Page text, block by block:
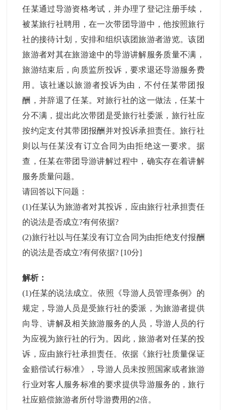
任某通过导游资格考试，并办理了登记注册手续，
被某旅行社聘用，在一次带团导游中，他按照旅行
社的接待计划，安排和组织该团旅游者游览。该团
旅游者对其在旅游途中的导游讲解服务质量不满，
旅游结束后，向质监所投诉，要求退还导游服务费
用。该社遂以旅游者投诉为由，不付任某带团报
酬，并辞退了任某。对旅行社的这一做法，任某十
分不满，提出此次带团是受旅行社委派，旅行社应
按约定支付其带团报酬并对投诉承担责任。旅行社
则以与任某没有订立合同为由拒绝这一要求。据
查，任某在带团导游讲解过程中，确实存在着讲解
服务质量问题。
请回答以下问题：
(1)任某认为旅游者对其投诉，应由旅行社承担责任
的说法是否成立?有何依据?
(2)旅行社以与任某没有订立合同为由拒绝支付报酬
的说法是否成立?有何依据? [10分]
解析：
(1)任某的说法成立。依照《导游人员管理条例》的
规定，导游人员是受旅行社的委派，为旅游者提供
向导、讲解及相关旅游服务的人员，导游人员的行
为应视为旅行社的行为。因此，旅游者对任某的投
诉，应由旅行社承担责任。依据《旅行社质量保证
金赔偿试行标准》，导游人员未按照国家或者旅游
行业对客人服务标准的要求提供导游服务的，旅行
社应赔偿旅游者所付导游费用的2倍。